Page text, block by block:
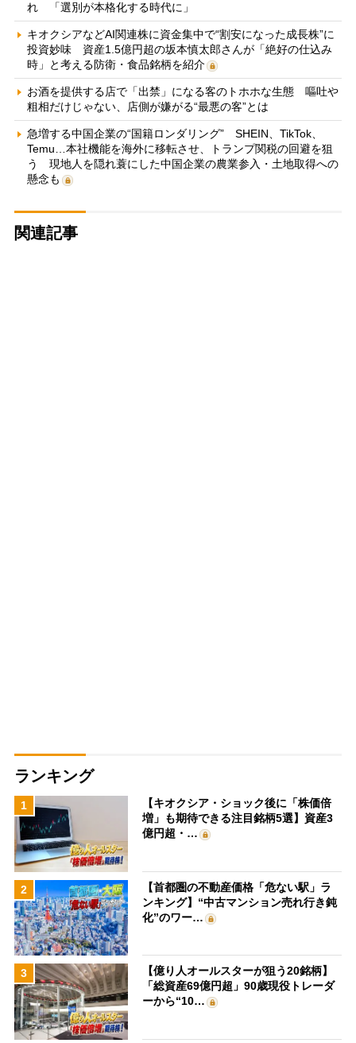
れ 「選別が本格化する時代に」
キオクシアなどAI関連株に資金集中で“割安になった成長株”に
投資妙味 資産1.5億円超の坂本慎太郎さんが「絶好の仕込み
時」と考える防衛・食品銘柄を紹介
お酒を提供する店で「出禁」になる客のトホホな生態 嘔吐や
粗相だけじゃない、店側が嫌がる“最悪の客”とは
急増する中国企業の“国籍ロンダリング” SHEIN、TikTok、
Temu…本社機能を海外に移転させ、トランプ関税の回避を狙
う 現地人を隠れ蓑にした中国企業の農業参入・土地取得への
懸念も
関連記事
ランキング
1
【キオクシア・ショック後に「株価倍
増」も期待できる注目銘柄5選】資産3
億円超・…
2
【首都圏の不動産価格「危ない駅」ラ
ンキング】“中古マンション売れ行き鈍
化”のワー…
3
【億り人オールスターが狙う20銘柄】
「総資産69億円超」90歳現役トレーダ
ーから“10…